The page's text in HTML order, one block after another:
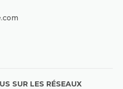
SUR LES RÉSEAUX